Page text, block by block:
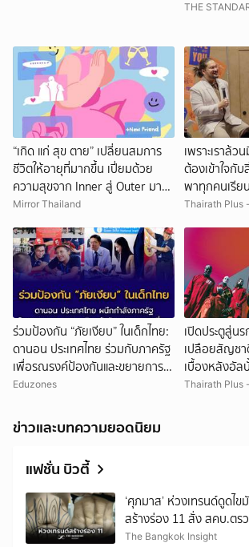
THE
“เกิด แก่ สุข ตาย” เปลี่ยนสมการ
ชีวิตให้อายุที่มากขึ้น เปี่ยมด้วย
ความสุขจาก Inner สู่ Outer มา
ลดความเจ็บป่วยและความเหงา
ทุกข์ เมื่อ Suffering ควรเป็น
Optional
Mirror Thailand
เพราะเราล้
ต้องเข้าใจกั
พาทุกคนเรีย
ต่างๆ ในชีวิต
Thairath Plus
ร่วมป้องกัน “ภัยเงียบ” ในเด็กไทย:
ดานอน ประเทศไทย ร่วมกับภาครัฐ
เพื่อรณรงค์ป้องกันและขยายการ
เข้าถึงการคัดกรองโลหิตจางจาก
Eduzones
เปิดประตูสู่น
เปลือยสัญช
เบื้องหลังอัล
Slipknot
Thairath Plus
ข่าวและบทความยอดนิยม
แฟชั่น บิวตี้
‘ศุภมาส’ ห่วงเทรนด์ดูดไข
สร้างร่อง 11 สั่ง สคบ.ตร
เข้มคลินิกความงาม
The Bangkok Insight